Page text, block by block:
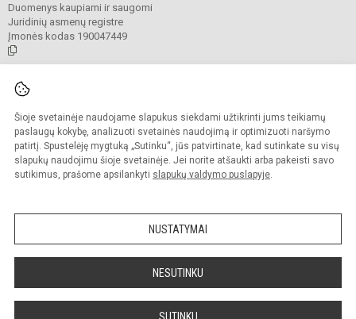
Šioje svetainėje naudojame slapukus siekdami užtikrinti jums teikiamų
paslaugų kokybę, analizuoti svetainės naudojimą ir optimizuoti naršymo
patirtį. Spustelėję mygtuką „Sutinku“, jūs patvirtinate, kad sutinkate su visų
slapukų naudojimu šioje svetainėje. Jei norite atšaukti arba pakeisti savo
sutikimus, prašome apsilankyti slapukų valdymo puslapyje.
NUSTATYMAI
NESUTINKU
SUTINKU
Duomenys kaupiami ir saugomi
Juridinių asmenų registre
Įmonės kodas 190047449
Kopijuoti turinį be raštiško mokyklos administracijos sutikimo griežtai
draudžiama.
Prieinamumo paraiška Slapukų valdymas
Sumanus būdas atnaujinti